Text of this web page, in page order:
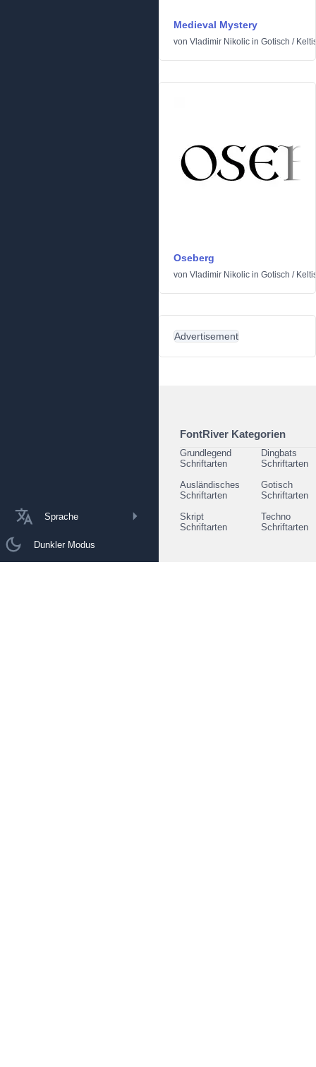
Sprache
Dunkler Modus
Medieval Mystery
von Vladimir Nikolic in Gotisch /
Oseberg
von Vladimir Nikolic in Gotisch /
Advertisement
FontRiver Kategorien
Grundlegend
Schriftarten
Dingbats
Schriftarten
Ausländisches
Schriftarten
Gotisch
Schriftarten
Skript
Schriftarten
Techno
Schriftarten